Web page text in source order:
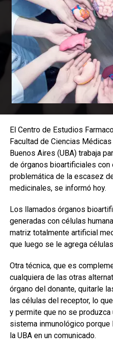
El Centro de Estudios
Facultad de Ciencias
Buenos Aires (UBA) trabaja
de órganos bioartificiales
problemática de la escasez
medicinales, se informó hoy.
Los llamados órganos
generadas con células
matriz totalmente artificial
que luego se le agrega
Otra técnica, que es
cualquiera de las otras
órgano del donante, quitarle
las células del receptor, lo
y permite que no se
sistema inmunológico
la UBA en un comunicado.